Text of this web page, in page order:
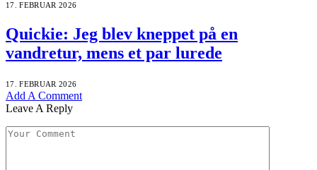
17. FEBRUAR 2026
Quickie: Jeg blev kneppet på en
vandretur, mens et par lurede
17. FEBRUAR 2026
Add A Comment
Leave A Reply